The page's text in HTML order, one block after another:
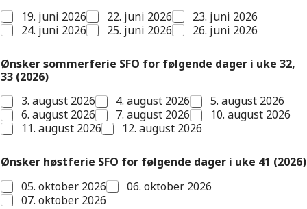
19. juni 2026
22. juni 2026
23. juni 2026
24. juni 2026
25. juni 2026 26. juni 2026
Ønsker sommerferie SFO for følgende dager i uke 32,
33 (2026)
3. august 2026
4. august 2026
5. august 2026
6. august 2026
7. august 2026
10. august 2026
11. august 2026
12. august 2026
Ønsker høstferie SFO for følgende dager i uke 41 (2026)
05. oktober 2026
06. oktober 2026
07. oktober 2026